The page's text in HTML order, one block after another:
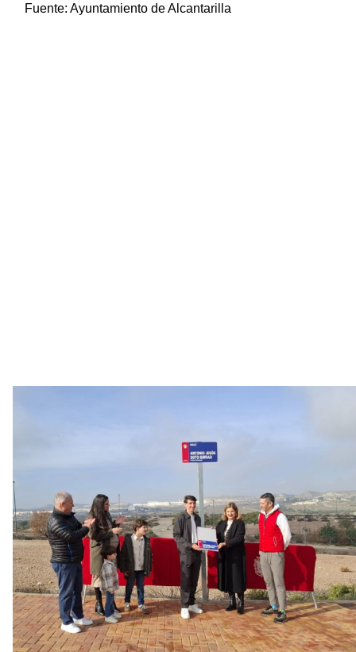
Fuente: Ayuntamiento de Alcantarilla